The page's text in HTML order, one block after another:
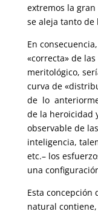
extremos la
se aleja tanto de
En
«correcta» de
meritológico,
curva de
de lo
de la heroicidad
observable de
inteligencia,
etc.– los
una
Esta concepción
natural